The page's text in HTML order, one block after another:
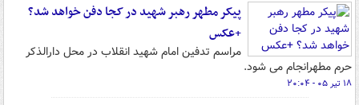
پیکر مطهر رهبر شهید در کجا دفن خواهد شد؟
+عکس
مراسم تدفین امام شهید انقلاب در محل دارالذکر
حرم مطهرانجام می شود.
۱۸ تیر ۰۵ - ۲۰:۰۴